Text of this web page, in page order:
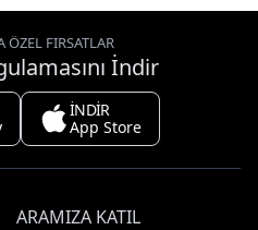
ÖZEL FIRSATLAR
İndir
İNDİR
App Store
ARAMIZA KATIL